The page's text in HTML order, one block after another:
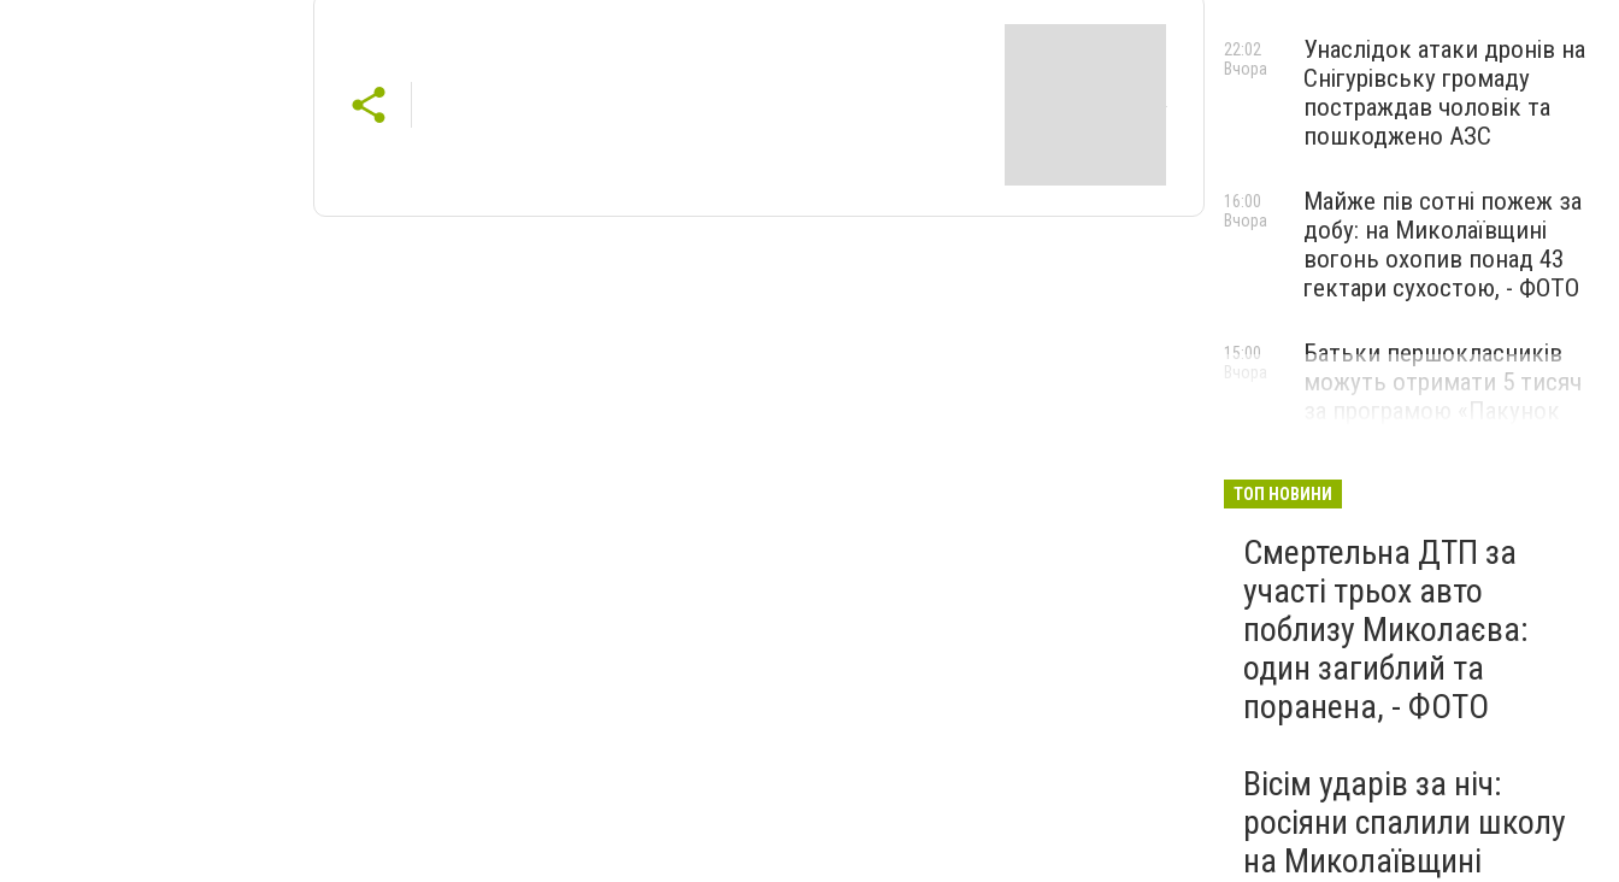
Унаслідок атаки дронів на
Снігурівську громаду
постраждав чоловік та
пошкоджено АЗС
22:02
Вчора
Майже пів сотні пожеж за
добу: на Миколаївщині
вогонь охопив понад 43
гектари сухостою, - ФОТО
16:00
Вчора
Батьки першокласників
можуть отримати 5 тисяч
за програмою «Пакунок
15:00
Вчора
ТОП НОВИНИ
Смертельна ДТП за
участі трьох авто
поблизу Миколаєва:
один загиблий та
поранена, - ФОТО
Вісім ударів за ніч:
росіяни спалили школу
на Миколаївщині